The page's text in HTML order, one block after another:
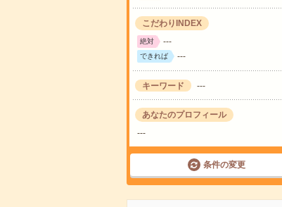
こだわりINDEX
絶対 ---
できれば ---
キーワード ---
あなたのプロフィール
---
条件の変更